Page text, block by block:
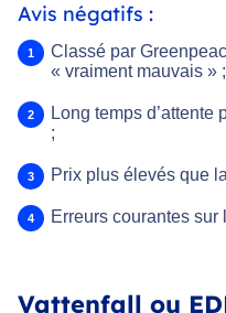
Avis négatifs :
Classé par
« vraiment mauvais » ;
Long temps
;
Prix plus élevés que
Erreurs courantes sur
Vattenfall ou